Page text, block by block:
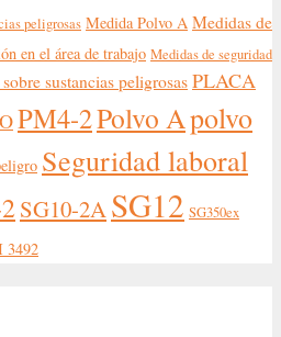
peligrosas Medida Polvo A Medidas de
en el área de trabajo Medidas de seguridad
sustancias peligrosasPLACA
PM4-2Polvo Apolvo
Seguridad laboral
SG10-2ASG12 SG350ex
3492